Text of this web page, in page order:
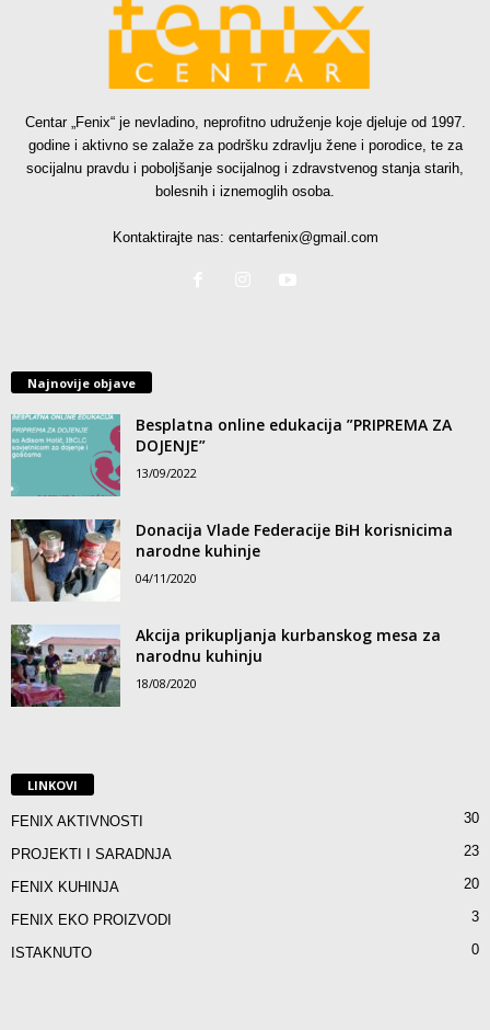
Centar „Fenix“ je nevladino, neprofitno udruženje koje djeluje od 1997.
godine i aktivno se zalaže za podršku zdravlju žene i porodice, te za
socijalnu pravdu i poboljšanje socijalnog i zdravstvenog stanja starih,
bolesnih i iznemoglih osoba.
Kontaktirajte nas: centarfenix@gmail.com
Najnovije objave
Besplatna online edukacija ”PRIPREMA ZA
DOJENJE”
13/09/2022
Donacija Vlade Federacije BiH korisnicima
narodne kuhinje
04/11/2020
Akcija prikupljanja kurbanskog mesa za
narodnu kuhinju
18/08/2020
LINKOVI
FENIX AKTIVNOSTI 30
PROJEKTI I SARADNJA 23
FENIX KUHINJA 20
FENIX EKO PROIZVODI 3
ISTAKNUTO 0